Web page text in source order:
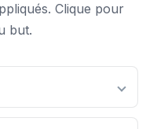
Clique pour
but.